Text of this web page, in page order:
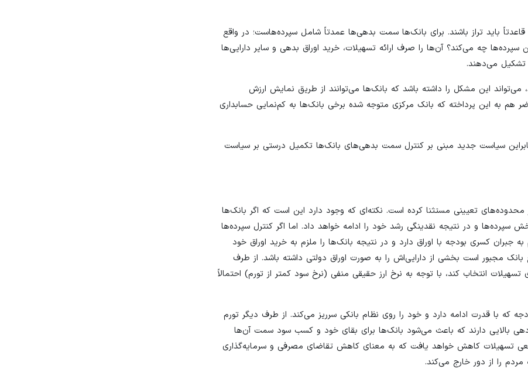
باید تراز باشند. برای بانک‌ها سمت بدهی‌ها عمدتاً شامل سپرده‌هاست؛ در واقع
سپرده‌ها چه می‌کند؟ آن‌ها را صرف ارائه تسهیلات، خرید اوراق بدهی و سایر دارایی‌ها
تشکیل می‌دهند.
این مشکل را داشته باشد که بانک‌ها می‌توانند از طریق نمایش ارزش
هم به این پرداخته که بانک مرکزی متوجه شده برخی بانک‌ها به کم‌نمایی حسابداری
سیاست جدید مبنی بر کنترل سمت بدهی‌های بانک‌ها تکمیل درستی بر سیاست
محدوده‌های تعیینی مستثنا کرده است. نکته‌ای که وجود دارد این است که اگر بانک‌ها
و در نتیجه نقدینگی رشد خود را ادامه خواهد داد. اما اگر کنترل سپرده‌ها
کسری بودجه با اوراق دارد و در نتیجه بانک‌ها را ملزم به خرید اوراق خود
مجبور است بخشی از دارایی‌اش را به صورت اوراق دولتی داشته باشد. از طرف
انتخاب کند، با توجه به نرخ ارز حقیقی منفی (نرخ سود کمتر از تورم) احتمالاً
که با قدرت ادامه دارد و خود را روی نظام بانکی سرریز می‌کند. از طرف دیگر تورم
بالایی دارند که باعث می‌شود بانک‌ها برای بقای خود و کسب سود سمت آن‌ها
تسهیلات کاهش خواهد یافت که به معنای کاهش تقاضای مصرفی و سرمایه‌گذاری
را از دور خارج می‌کند.